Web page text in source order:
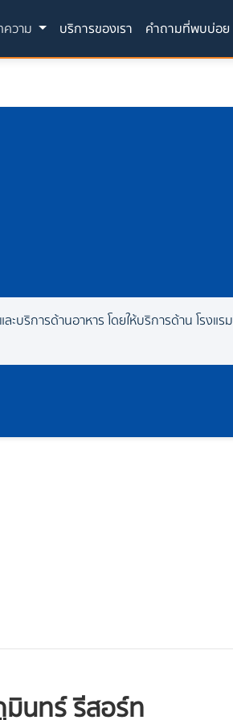
วาม บริการของเรา คำถามที่พบบ่อย
ริการด้านอาหาร โดยให้บริการด้าน โรงแรม
นทร์ รีสอร์ท